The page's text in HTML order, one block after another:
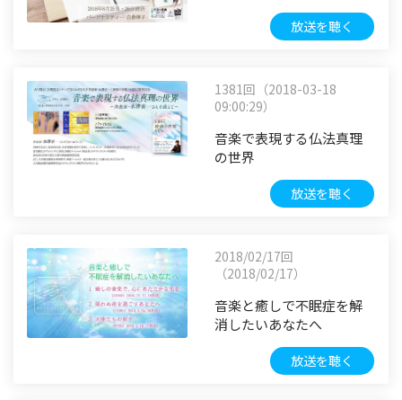
放送を聴く
1381回（2018-03-18
09:00:29）
音楽で表現する仏法真理
の世界
放送を聴く
2018/02/17回
（2018/02/17）
音楽と癒しで不眠症を解
消したいあなたへ
放送を聴く